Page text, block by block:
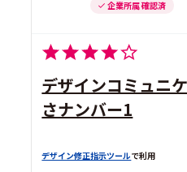
企業所属 確認済
デザインコミュニ
さナンバー1
デザイン修正指示ツールで利用